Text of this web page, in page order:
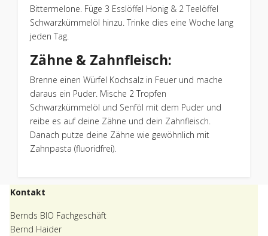
Bittermelone. Füge 3 Esslöffel Honig & 2 Teelöffel
Schwarzkümmelöl hinzu. Trinke dies eine Woche lang
jeden Tag.
Zähne & Zahnfleisch:
Brenne einen Würfel Kochsalz in Feuer und mache
daraus ein Puder. Mische 2 Tropfen
Schwarzkümmelöl und Senföl mit dem Puder und
reibe es auf deine Zähne und dein Zahnfleisch.
Danach putze deine Zähne wie gewöhnlich mit
Zahnpasta (fluoridfrei).
Kontakt
Bernds BIO Fachgeschäft
Bernd Haider